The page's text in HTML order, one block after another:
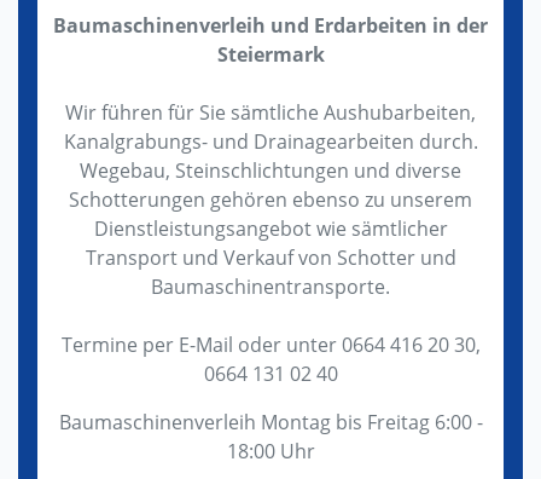
Baumaschinenverleih und Erdarbeiten in der
Steiermark
Wir führen für Sie sämtliche Aushubarbeiten,
Kanalgrabungs- und Drainagearbeiten durch.
Wegebau, Steinschlichtungen und diverse
Schotterungen gehören ebenso zu unserem
Dienstleistungsangebot wie sämtlicher
Transport und Verkauf von Schotter und
Baumaschinentransporte.
Termine per E-Mail oder unter 0664 416 20 30,
0664 131 02 40
Baumaschinenverleih Montag bis Freitag 6:00 -
18:00 Uhr